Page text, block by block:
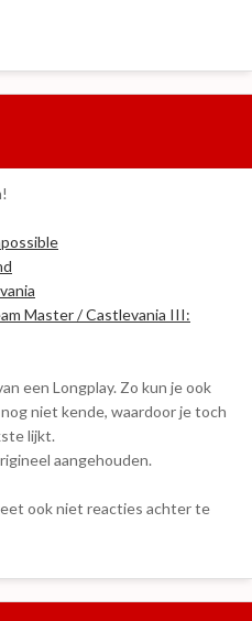
Master / Castlevania III:
een Longplay. Zo kun je ook
niet kende, waardoor je toch
lijkt.
aangehouden.
ook niet reacties achter te